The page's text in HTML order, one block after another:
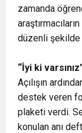
zamanda
düzenli şekilde
“İyi ki
Açılışın
destek veren
plaketi verdi.
konulan anı